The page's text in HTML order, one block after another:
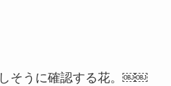
そうに確認する花。￼￼